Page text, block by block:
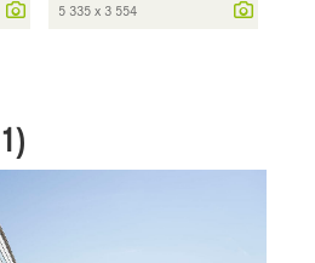
5 335 x 3 554